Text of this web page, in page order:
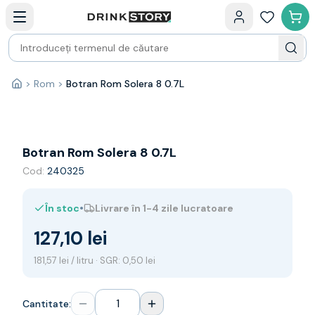
Bauturi fine — selectie
Produse Noi
Cosuri cadou
Pachete & Cadouri
Vin
Franta
Spania
Australia
Noua Zeelanda
Sampanie
Acasă
> Rom > Botran Rom Solera 8 0.7L
Botran Rom Solera 8 0.7L
Cod: 240325
În stoc• Livrare în 1-4 zile lucratoare
127,10 lei
181,57 lei / litru · SGR: 0,50 lei
Cantitate: